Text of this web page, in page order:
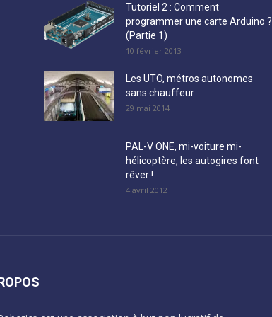
Tutoriel 2 : Comment
programmer une carte Arduino ?
(Partie 1)
10 février 2013
Les UTO, métros autonomes
sans chauffeur
29 mai 2014
PAL-V ONE, mi-voiture mi-
hélicoptère, les autogires font
rêver !
4 avril 2012